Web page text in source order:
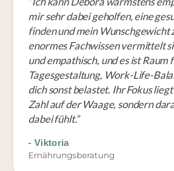
mir sehr dabei geholfen, eine
finden und mein Wunschgewicht
enormes Fachwissen vermittelt
und empathisch, und es ist Raum
Tagesgestaltung, Work-Life-
dich sonst belastet. Ihr Fokus
Zahl auf der Waage, sondern
dabei fühlt.”
- Viktoria
Ernährungsberatung